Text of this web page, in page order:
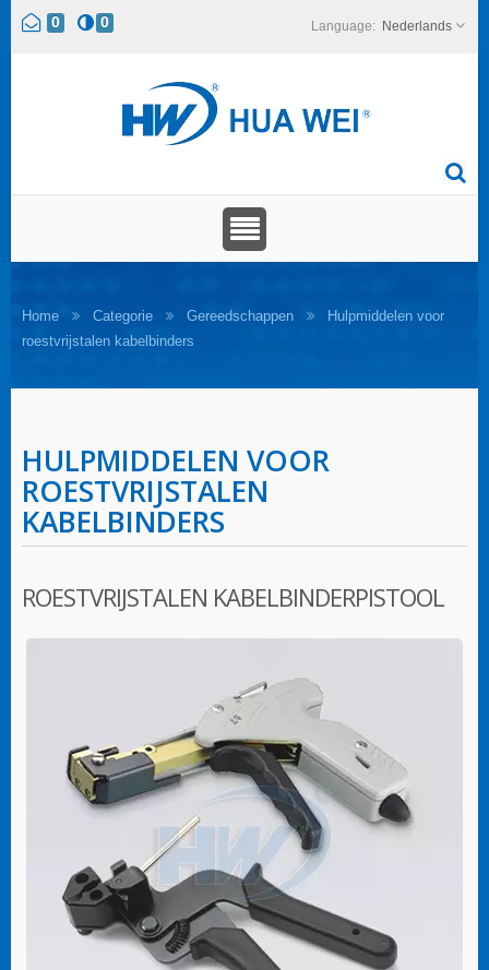
0 0 Nederlands
Home Categorie Gereedschappen
Hulpmiddelen voor
roestvrijstalen kabelbinders
HULPMIDDELEN VOOR
ROESTVRIJSTALEN
KABELBINDERS
ROESTVRIJSTALEN KABELBINDERPISTOOL